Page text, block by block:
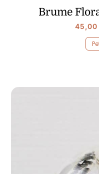
Brume
45,00